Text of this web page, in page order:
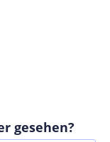
gesehen?